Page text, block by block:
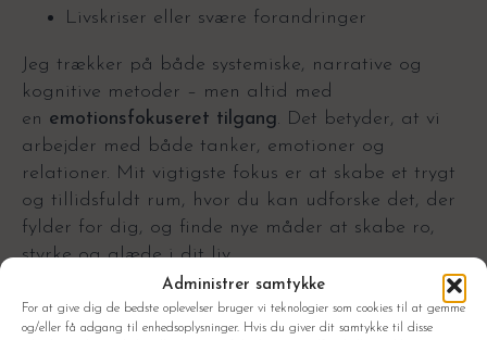
Administrer samtykke
For at give dig de bedste oplevelser bruger vi teknologier som cookies til at gemme
og/eller få adgang til enhedsoplysninger. Hvis du giver dit samtykke til disse
Livskriser eller svære forandringer
Jeg trækker på både systemiske, narrative og
kognitive metoder – men altid med
en emotionsfokuseret tilgang. Det betyder, at vi
arbejder med både tanker, emotioner og
relationer. Mit vigtigste fokus er at skabe et trygt
og tillidsfuldt rum, hvor du kan udforske det, der
fylder for dig, og finde nye måder at skabe ro,
styrke og glæde i dit liv.
Kontakt mig gerne, hvis du ønsker at høre mere –
så finder vi sammen ud af, hvad du har brug for.